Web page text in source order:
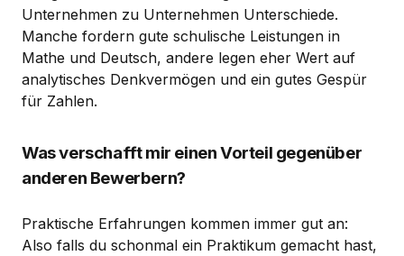
Unternehmen zu Unternehmen Unterschiede.
Manche fordern gute schulische Leistungen in
Mathe und Deutsch, andere legen eher Wert auf
analytisches Denkvermögen und ein gutes Gespür
für Zahlen.
Was verschafft mir einen Vorteil gegenüber
anderen Bewerbern?
Praktische Erfahrungen kommen immer gut an:
Also falls du schonmal ein Praktikum gemacht hast,